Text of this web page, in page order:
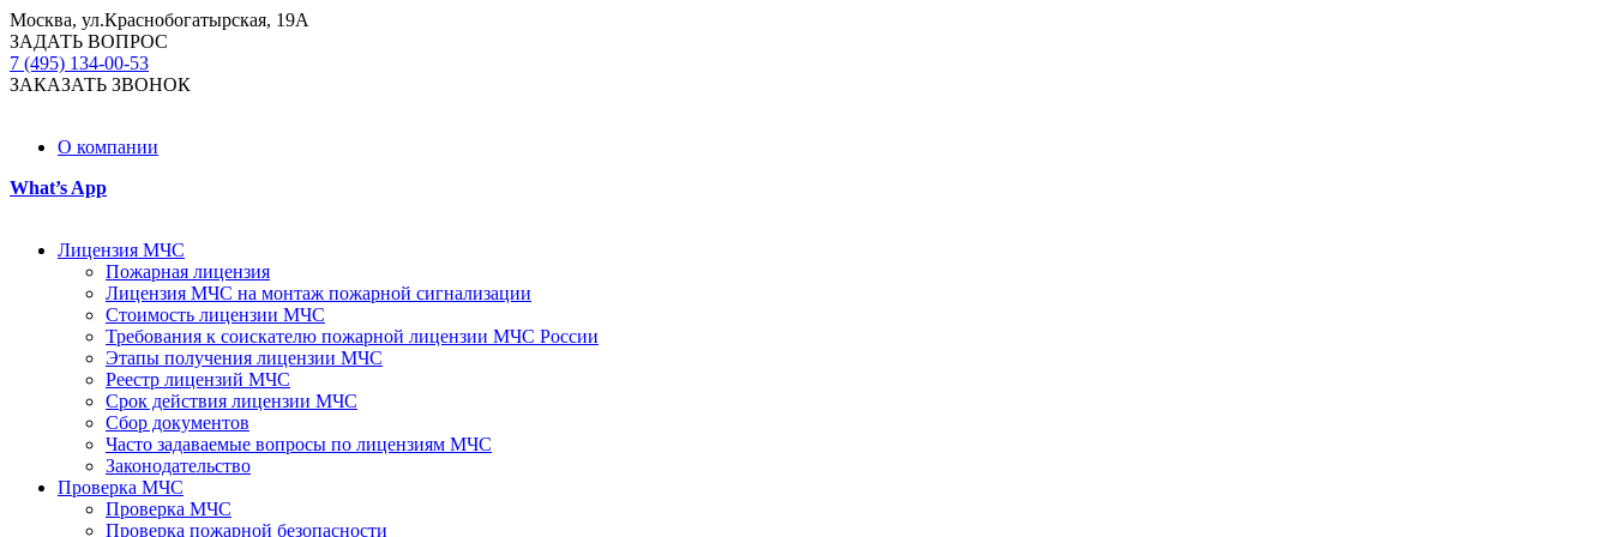
Москва, ул.Краснобогатырская, 19А
ЗАДАТЬ ВОПРОС
7 (495) 134-00-53
ЗАКАЗАТЬ ЗВОНОК
О компании
What’s App
Лицензия МЧС
Пожарная лицензия
Лицензия МЧС на монтаж пожарной сигнализации
Стоимость лицензии МЧС
Требования к соискателю пожарной лицензии МЧС России
Этапы получения лицензии МЧС
Реестр лицензий МЧС
Срок действия лицензии МЧС
Сбор документов
Часто задаваемые вопросы по лицензиям МЧС
Законодательство
Проверка МЧС
Проверка МЧС
Проверка пожарной безопасности